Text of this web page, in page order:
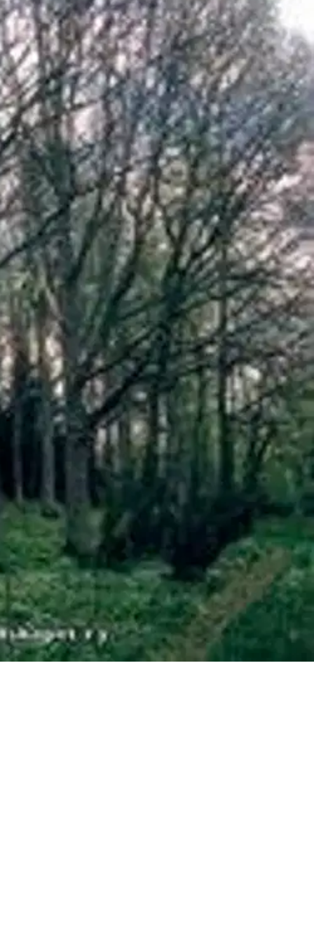
Kurt Fagerstedt, Aulikki Kauppila ja Virpi Mustiala. Teos on
Lappiin. Kohteita on joka makuun: romanttisia kartanopuistoja,